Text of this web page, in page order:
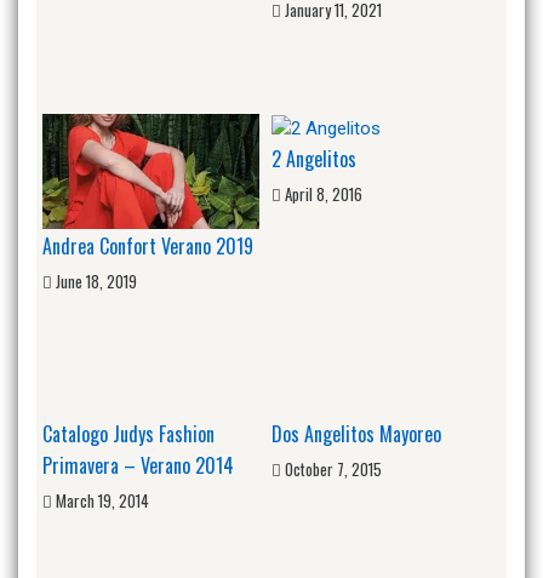
January 11, 2021
Andrea Confort Verano 2019
June 18, 2019
2 Angelitos
April 8, 2016
Catalogo Judys Fashion
Primavera – Verano 2014
March 19, 2014
Dos Angelitos Mayoreo
October 7, 2015